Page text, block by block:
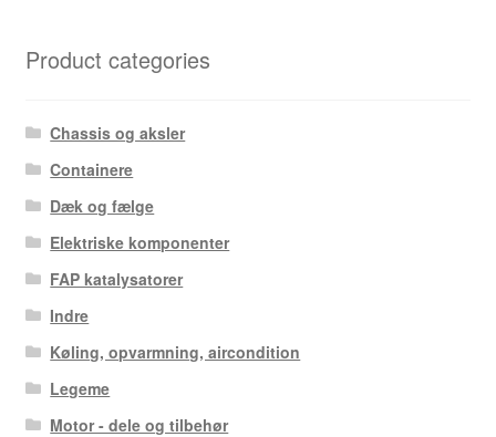
Product categories
Chassis og aksler
Containere
Dæk og fælge
Elektriske komponenter
FAP katalysatorer
Indre
Køling, opvarmning, aircondition
Legeme
Motor - dele og tilbehør